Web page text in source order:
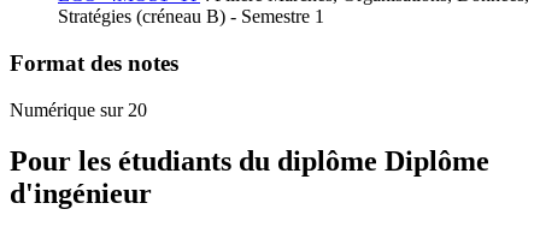
Stratégies (créneau B) - Semestre 1
Format des notes
Numérique sur 20
Pour les étudiants du diplôme Diplôme
d'ingénieur